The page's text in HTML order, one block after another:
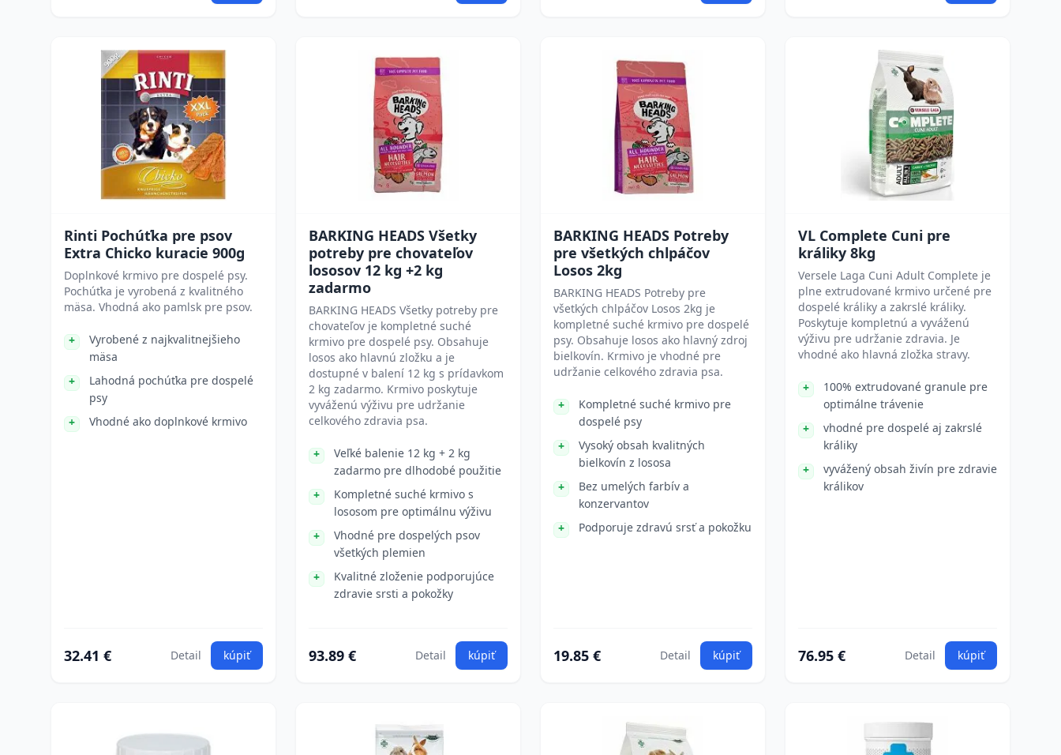
Rinti Pochúťka pre psov
Extra Chicko kuracie 900g
Doplnkové krmivo pre dospelé psy.
Pochúťka je vyrobená z kvalitného
mäsa. Vhodná ako pamlsk pre psov.
Vyrobené z najkvalitnejšieho
mäsa
Lahodná pochúťka pre dospelé
psy
Vhodné ako doplnkové krmivo
32.41 € Detail kúpiť
BARKING HEADS Všetky
potreby pre chovateľov
lososov 12 kg +2 kg
zadarmo
BARKING HEADS Všetky potreby pre
chovateľov je kompletné suché
krmivo pre dospelé psy. Obsahuje
losos ako hlavnú zložku a je
dostupné v balení 12 kg s prídavkom
2 kg zadarmo. Krmivo poskytuje
vyváženú výživu pre udržanie
celkového zdravia psa.
Veľké balenie 12 kg + 2 kg
zadarmo pre dlhodobé použitie
Kompletné suché krmivo s
lososom pre optimálnu výživu
Vhodné pre dospelých psov
všetkých plemien
Kvalitné zloženie podporujúce
zdravie srsti a pokožky
93.89 € Detail kúpiť
BARKING HEADS Potreby
pre všetkých chlpáčov
Losos 2kg
BARKING HEADS Potreby pre
všetkých chlpáčov Losos 2kg je
kompletné suché krmivo pre dospelé
psy. Obsahuje losos ako hlavný zdroj
bielkovín. Krmivo je vhodné pre
udržanie celkového zdravia psa.
Kompletné suché krmivo pre
dospelé psy
Vysoký obsah kvalitných
bielkovín z lososa
Bez umelých farbív a
konzervantov
Podporuje zdravú srsť a pokožku
19.85 € Detail kúpiť
VL Complete Cuni pre
králiky 8kg
Versele Laga Cuni Adult Complete je
plne extrudované krmivo určené pre
dospelé králiky a zakrslé králiky.
Poskytuje kompletnú a vyváženú
výživu pre udržanie zdravia. Je
vhodné ako hlavná zložka stravy.
100% extrudované granule pre
optimálne trávenie
vhodné pre dospelé aj zakrslé
králiky
vyvážený obsah živín pre zdravie
králikov
76.95 € Detail kúpiť